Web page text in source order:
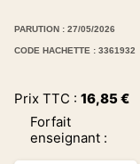
PARUTION : 27/05/2026
CODE HACHETTE : 3361932
Prix TTC : 16,85€
Forfait
enseignant :